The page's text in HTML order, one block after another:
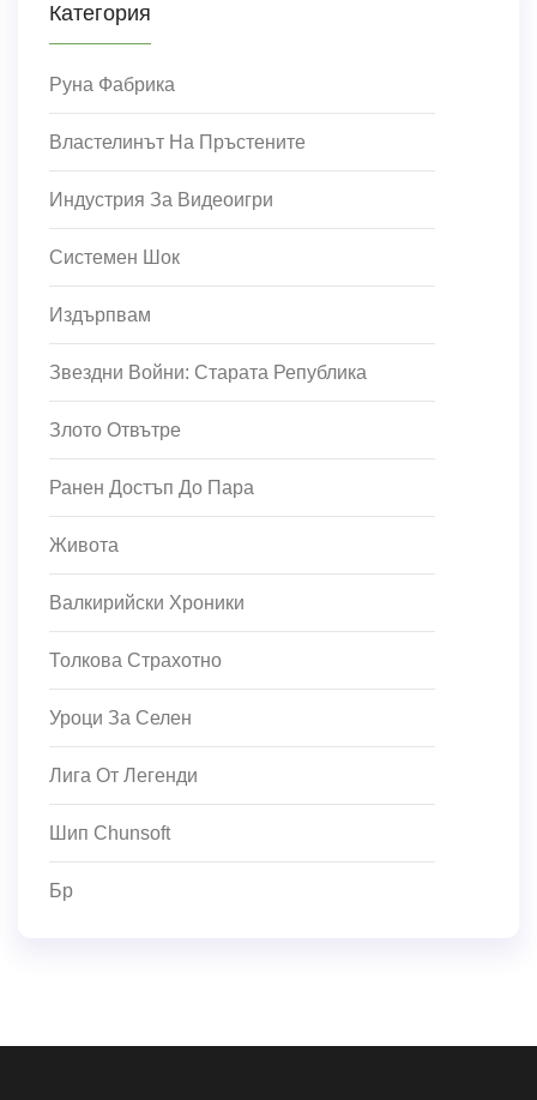
Категория
Руна Фабрика
Властелинът На Пръстените
Индустрия За Видеоигри
Системен Шок
Издърпвам
Звездни Войни: Старата Република
Злото Отвътре
Ранен Достъп До Пара
Живота
Валкирийски Хроники
Толкова Страхотно
Уроци За Селен
Лига От Легенди
Шип Chunsoft
Бр